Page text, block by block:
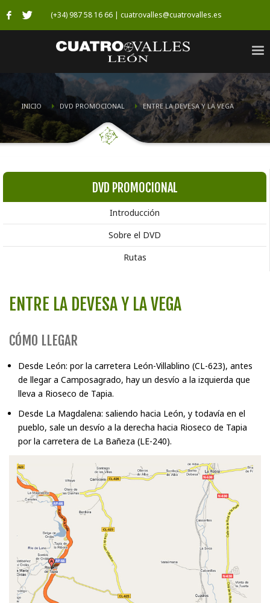
(+34) 987 58 16 66 | cuatrovalles@cuatrovalles.es
INICIO DVD PROMOCIONAL ENTRE LA DEVESA Y LA VEGA
DVD PROMOCIONAL
Introducción
Sobre el DVD
Rutas
ENTRE LA DEVESA Y LA VEGA
CÓMO LLEGAR
Desde León: por la carretera León-Villablino (CL-623), antes
de llegar a Camposagrado, hay un desvío a la izquierda que
lleva a Rioseco de Tapia.
Desde La Magdalena: saliendo hacia León, y todavía en el
pueblo, sale un desvío a la derecha hacia Rioseco de Tapia
por la carretera de La Bañeza (LE-240).